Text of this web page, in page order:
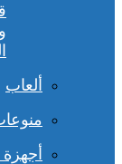
ألعاب
أجهزة